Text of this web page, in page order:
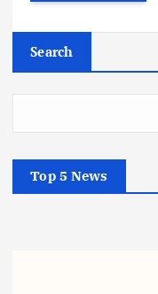
Search
Top 5 News